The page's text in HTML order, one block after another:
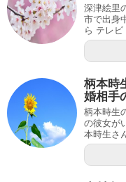
深津絵里
市で出身
ら テレビ
柄本時
婚相手
柄本時生
の彼女が
本時生さ